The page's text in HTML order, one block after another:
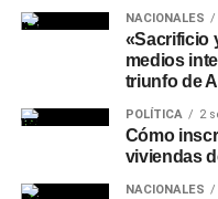
NACIONALES
«Sacrificio
medios
triunfo de
POLÍTICA 2
Cómo
viviendas
NACIONALES